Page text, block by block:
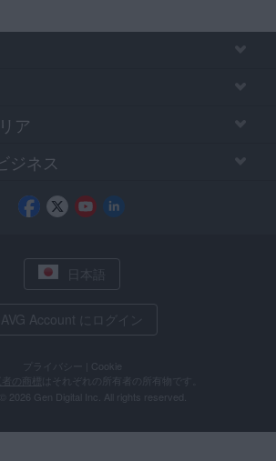
ア
ジネス
日本語
AVG Account にログイン
プライバシー
Cookie
者の商標
はそれぞれの所有者の所有物です。
© 2026 Gen Digital Inc. All rights reserved.